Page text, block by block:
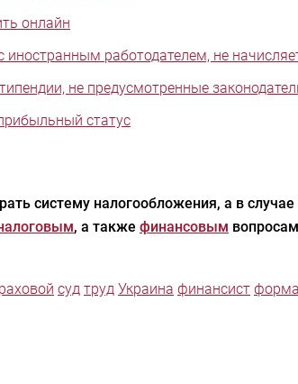
онлайн
работодателем, не
не предусмотренные
статус
систему налогообложения, а в
, а также финансовым
суд труд Украина финансист форма